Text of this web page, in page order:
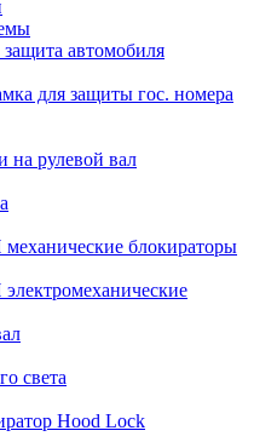
автомобиля
для защиты гос. номера
на рулевой вал
блокираторы
света
Hood Lock